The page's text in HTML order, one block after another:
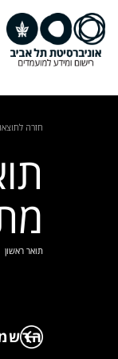
חזרה
תואר ראשון